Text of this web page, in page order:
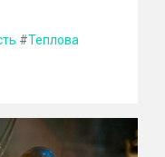
#Теплова